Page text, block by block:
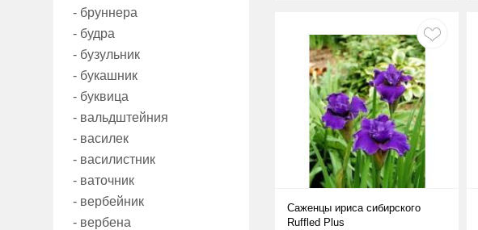
- бруннера
- будра
- бузульник
- букашник
- буквица
- вальдштейния
- василек
- василистник
- ваточник
- вербейник
- вербена
Саженцы ириса сибирского
Ruffled Plus